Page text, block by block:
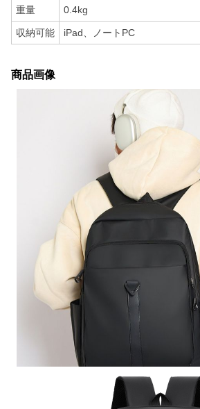
重量 0.4kg
収納可能 iPad、ノートPC
商品画像